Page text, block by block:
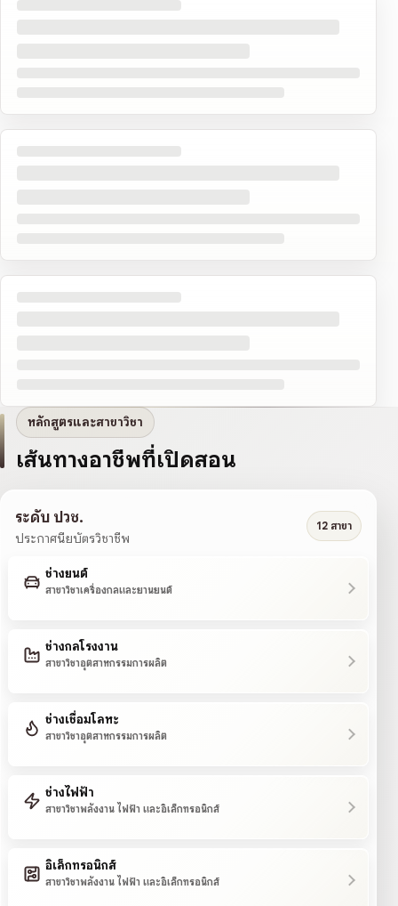
หลักสูตรและสาขาวิชา
เส้นทางอาชีพที่เปิดสอน
ระดับ ปวช.
ประกาศนียบัตรวิชาชีพ
12 สาขา
ช่างยนต์
สาขาวิชาเครื่องกลและยานยนต์
ช่างกลโรงงาน
สาขาวิชาอุตสาหกรรมการผลิต
ช่างเชื่อมโลหะ
สาขาวิชาอุตสาหกรรมการผลิต
ช่างไฟฟ้า
สาขาวิชาพลังงาน ไฟฟ้า และอิเล็กทรอนิกส์
อิเล็กทรอนิกส์
สาขาวิชาพลังงาน ไฟฟ้า และอิเล็กทรอนิกส์